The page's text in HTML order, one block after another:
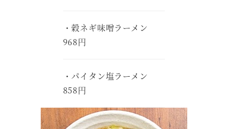
・穀ネギ味噌ラーメン
968円
・パイタン塩ラーメン
858円